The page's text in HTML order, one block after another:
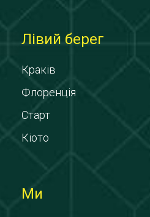
Лівий берег
Краків
Флоренція
Старт
Кіото
Ми